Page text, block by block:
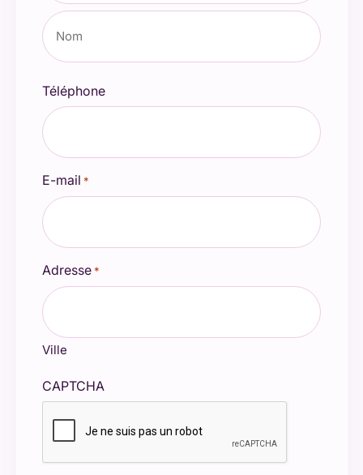
Prénom
Téléphone
E-mail *
Adresse *
Ville
CAPTCHA